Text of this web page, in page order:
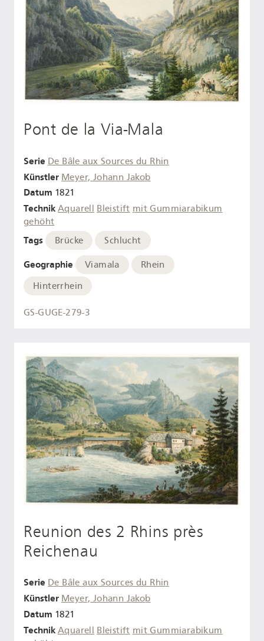
Pont de la Via-Mala
Serie De Bâle aux Sources du Rhin
Künstler Meyer, Johann Jakob
Datum 1821
Technik Aquarell Bleistift mit Gummiarabikum
gehöht
Tags Brücke Schlucht
Geographie Viamala
Rhein
Hinterrhein
GS-GUGE-279-3
Reunion des 2 Rhins près
Reichenau
Serie De Bâle aux Sources du Rhin
Künstler Meyer, Johann Jakob
Datum 1821
Technik Aquarell Bleistift mit Gummiarabikum